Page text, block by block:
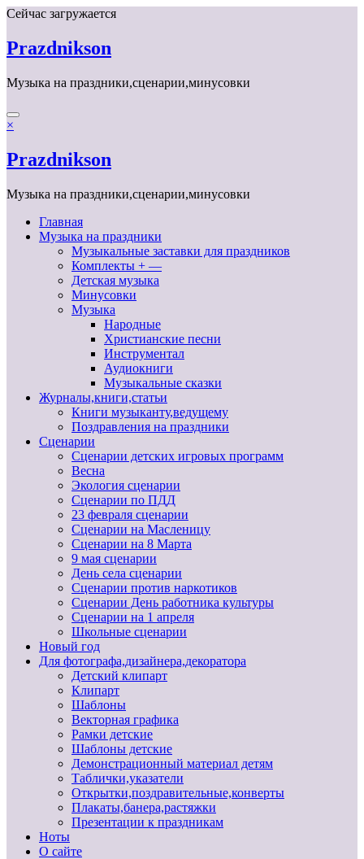
Перейти
содержимому
Сейчас загружается
Prazdnikson
Музыка на праздники,сценарии,минусовки
×
Prazdnikson
Музыка на праздники,сценарии,минусовки
Главная
Музыка на праздники
Музыкальные заставки для праздников
Комплекты + —
Детская музыка
Минусовки
Музыка
Народные
Христианские песни
Инструментал
Аудиокниги
Музыкальные сказки
Журналы,книги,статьи
Книги музыканту,ведущему
Поздравления на праздники
Сценарии
Сценарии детских игровых программ
Весна
Экология сценарии
Сценарии по ПДД
23 февраля сценарии
Сценарии на Масленицу
Сценарии на 8 Марта
9 мая сценарии
День села сценарии
Сценарии против наркотиков
Сценарии День работника культуры
Сценарии на 1 апреля
Школьные сценарии
Новый год
Для фотографа,дизайнера,декоратора
Детский клипарт
Клипарт
Шаблоны
Векторная графика
Рамки детские
Шаблоны детские
Демонстрационный материал детям
Таблички,указатели
Открытки,поздравительные,конверты
Плакаты,банера,растяжки
Презентации к праздникам
Ноты
О сайте